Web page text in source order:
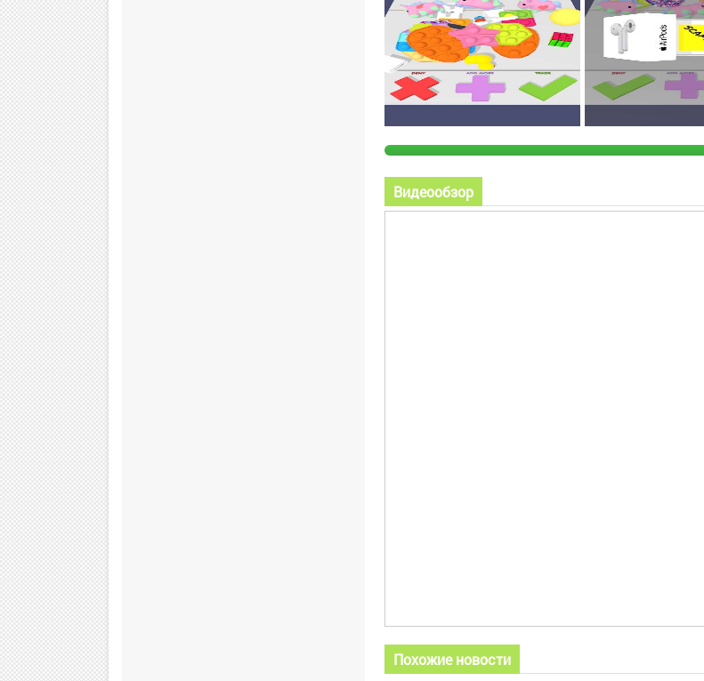
Видеообзор
Похожие новости